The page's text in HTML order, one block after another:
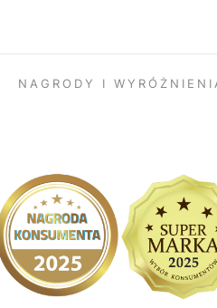
NAGRODY I